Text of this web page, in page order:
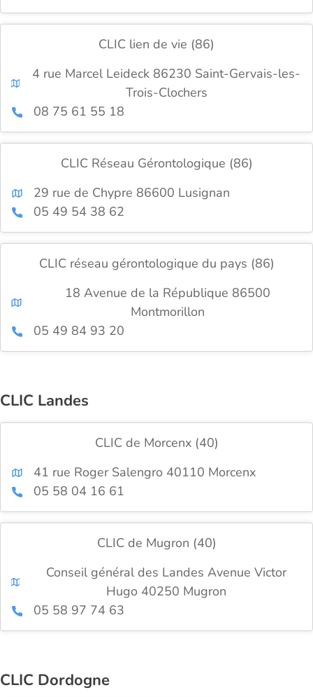
CLIC lien de vie (86)
4 rue Marcel Leideck 86230 Saint-Gervais-les-
Trois-Clochers
08 75 61 55 18
CLIC Réseau Gérontologique (86)
29 rue de Chypre 86600 Lusignan
05 49 54 38 62
CLIC réseau gérontologique du pays (86)
18 Avenue de la République 86500
Montmorillon
05 49 84 93 20
CLIC Landes
CLIC de Morcenx (40)
41 rue Roger Salengro 40110 Morcenx
05 58 04 16 61
CLIC de Mugron (40)
Conseil général des Landes Avenue Victor
Hugo 40250 Mugron
05 58 97 74 63
CLIC Dordogne